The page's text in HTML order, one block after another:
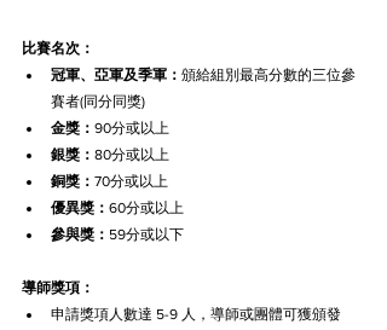
比賽名次：
冠軍、亞軍及季軍： 頒給組別最高分數的三位參
賽者(同分同獎)
金獎： 90分或以上
銀獎： 80分或以上
銅獎： 70分或以上
優異獎： 60分或以上
參與獎： 59分或以下
導師獎項：
申請獎項人數達 5-9 人，導師或團體可獲頒發